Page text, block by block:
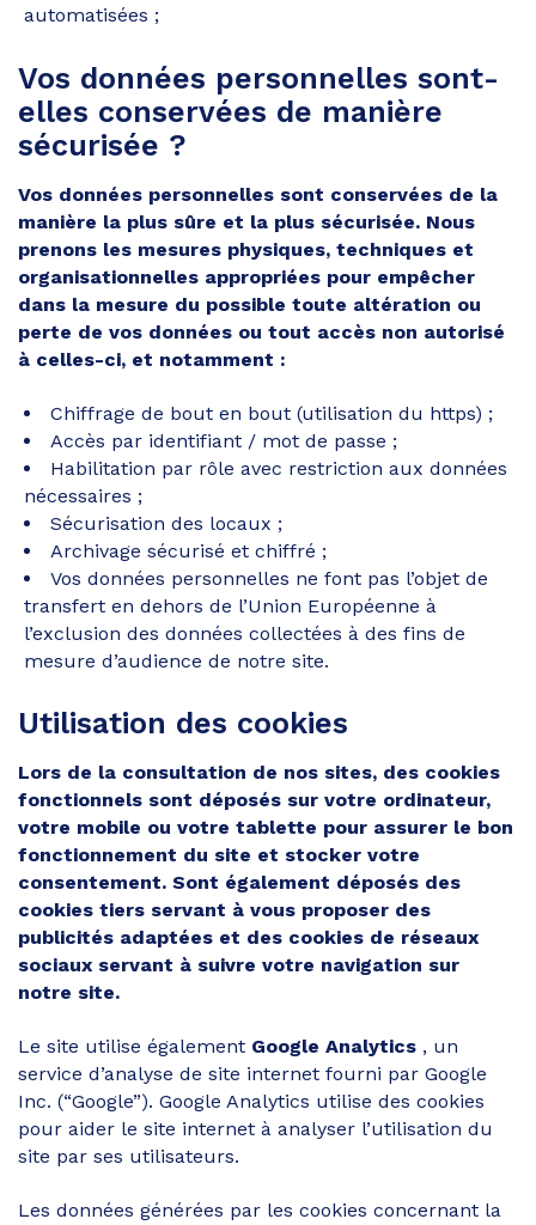
automatisées ;
Vos données personnelles sont-
elles conservées de manière
sécurisée ?
Vos données personnelles sont conservées de la
manière la plus sûre et la plus sécurisée. Nous
prenons les mesures physiques, techniques et
organisationnelles appropriées pour empêcher
dans la mesure du possible toute altération ou
perte de vos données ou tout accès non autorisé
à celles-ci, et notamment :
Chiffrage de bout en bout (utilisation du https) ;
Accès par identifiant / mot de passe ;
Habilitation par rôle avec restriction aux données
nécessaires ;
Sécurisation des locaux ;
Archivage sécurisé et chiffré ;
Vos données personnelles ne font pas l’objet de
transfert en dehors de l’Union Européenne à
l’exclusion des données collectées à des fins de
mesure d’audience de notre site.
Utilisation des cookies
Lors de la consultation de nos sites, des cookies
fonctionnels sont déposés sur votre ordinateur,
votre mobile ou votre tablette pour assurer le bon
fonctionnement du site et stocker votre
consentement. Sont également déposés des
cookies tiers servant à vous proposer des
publicités adaptées et des cookies de réseaux
sociaux servant à suivre votre navigation sur
notre site.
Le site utilise également Google Analytics , un
service d’analyse de site internet fourni par Google
Inc. (“Google”). Google Analytics utilise des cookies
pour aider le site internet à analyser l’utilisation du
site par ses utilisateurs.
Les données générées par les cookies concernant la